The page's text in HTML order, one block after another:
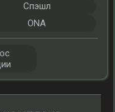
Спэшл
ONA